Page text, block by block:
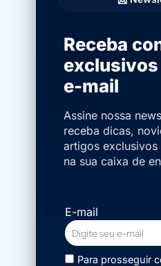
Receba
exclusivos
e-mail
Assine nossa
receba dicas,
artigos exclusivos
na sua caixa de
E-mail
Para prosseguir